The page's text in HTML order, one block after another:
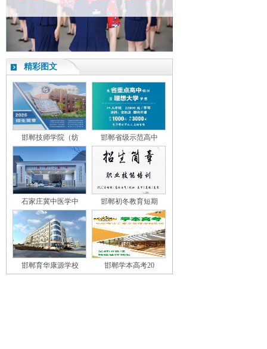
精彩图文
邯郸技师学院（纺 邯郸省级示范高中
石家庄冀中医学中 邯郸初冬教育短期
邯郸育华康源学校 邯郸学本高考20